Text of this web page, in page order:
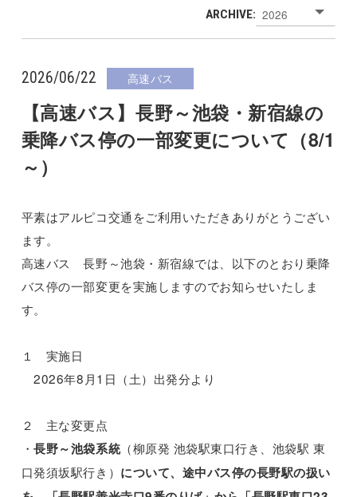
ARCHIVE:
2026/06/22 高速バス
【高速バス】長野～池袋・新宿線の
乗降バス停の一部変更について（8/1
～）
平素はアルピコ交通をご利用いただきありがとうござい
ます。
高速バス 長野～池袋・新宿線では、以下のとおり乗降
バス停の一部変更を実施しますのでお知らせいたしま
す。
１ 実施日
2026年8月1日（土）出発分より
２ 主な変更点
・長野～池袋系統（柳原発 池袋駅東口行き、池袋駅 東
口発須坂駅行き） について、途中バス停の長野駅の扱い